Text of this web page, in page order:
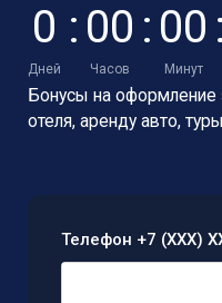
0
Дней
: 00
Часов
: 00
Минут
:
Бонусы на оформление
отеля, аренду авто,
Телефон +7 (XXX)